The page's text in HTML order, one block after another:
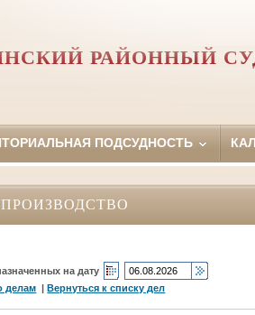
РАЙОННЫЙ
ПОДСУДНОСТЬ
на дату
делам |Вернуться к списку дел